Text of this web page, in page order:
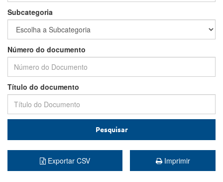
Subcategoria
Número do documento
Título do documento
Pesquisar
Exportar CSV Imprimir